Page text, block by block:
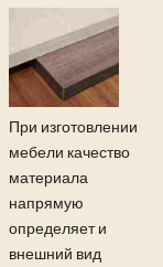
При изготовлении
мебели качество
материала
напрямую
определяет и
внешний вид